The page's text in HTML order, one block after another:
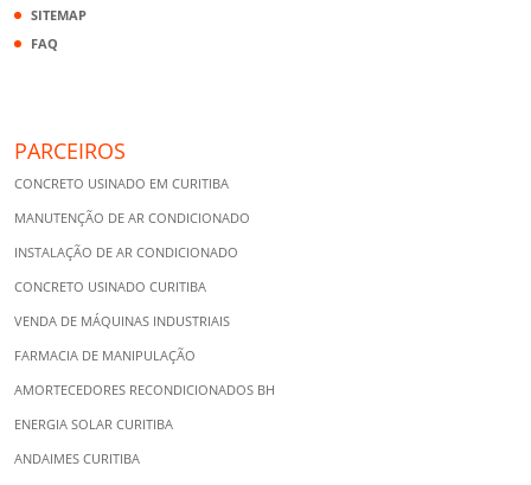
SITEMAP
FAQ
PARCEIROS
CONCRETO USINADO EM CURITIBA
MANUTENÇÃO DE AR CONDICIONADO
INSTALAÇÃO DE AR CONDICIONADO
CONCRETO USINADO CURITIBA
VENDA DE MÁQUINAS INDUSTRIAIS
FARMACIA DE MANIPULAÇÃO
AMORTECEDORES RECONDICIONADOS BH
ENERGIA SOLAR CURITIBA
ANDAIMES CURITIBA